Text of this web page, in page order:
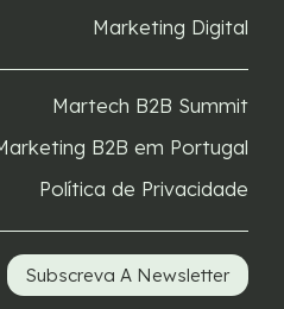
Marketing Digital
Martech B2B Summit
B2B em Portugal
Política de Privacidade
Subscreva A Newsletter